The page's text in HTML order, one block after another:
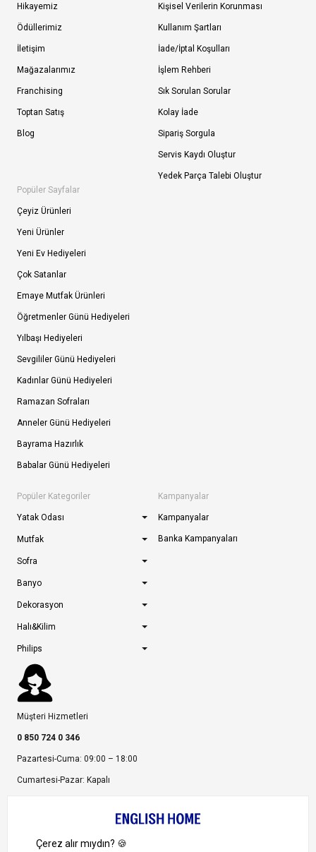
Hikayemiz
Ödüllerimiz
İletişim
Mağazalarımız
Franchising
Toptan Satış
Blog
Kişisel Verilerin Korunması
Kullanım Şartları
İade/İptal Koşulları
İşlem Rehberi
Sık Sorulan Sorular
Kolay İade
Sipariş Sorgula
Servis Kaydı Oluştur
Yedek Parça Talebi Oluştur
Popüler Sayfalar
Çeyiz Ürünleri
Yeni Ürünler
Yeni Ev Hediyeleri
Çok Satanlar
Emaye Mutfak Ürünleri
Öğretmenler Günü Hediyeleri
Yılbaşı Hediyeleri
Sevgililer Günü Hediyeleri
Kadınlar Günü Hediyeleri
Ramazan Sofraları
Anneler Günü Hediyeleri
Bayrama Hazırlık
Babalar Günü Hediyeleri
Popüler Kategoriler
Yatak Odası
Mutfak
Sofra
Banyo
Dekorasyon
Halı&Kilim
Philips
Kampanyalar
Kampanyalar
Banka Kampanyaları
Müşteri Hizmetleri
0 850 724 0 346
Pazartesi-Cuma: 09:00 – 18:00
Cumartesi-Pazar: Kapalı